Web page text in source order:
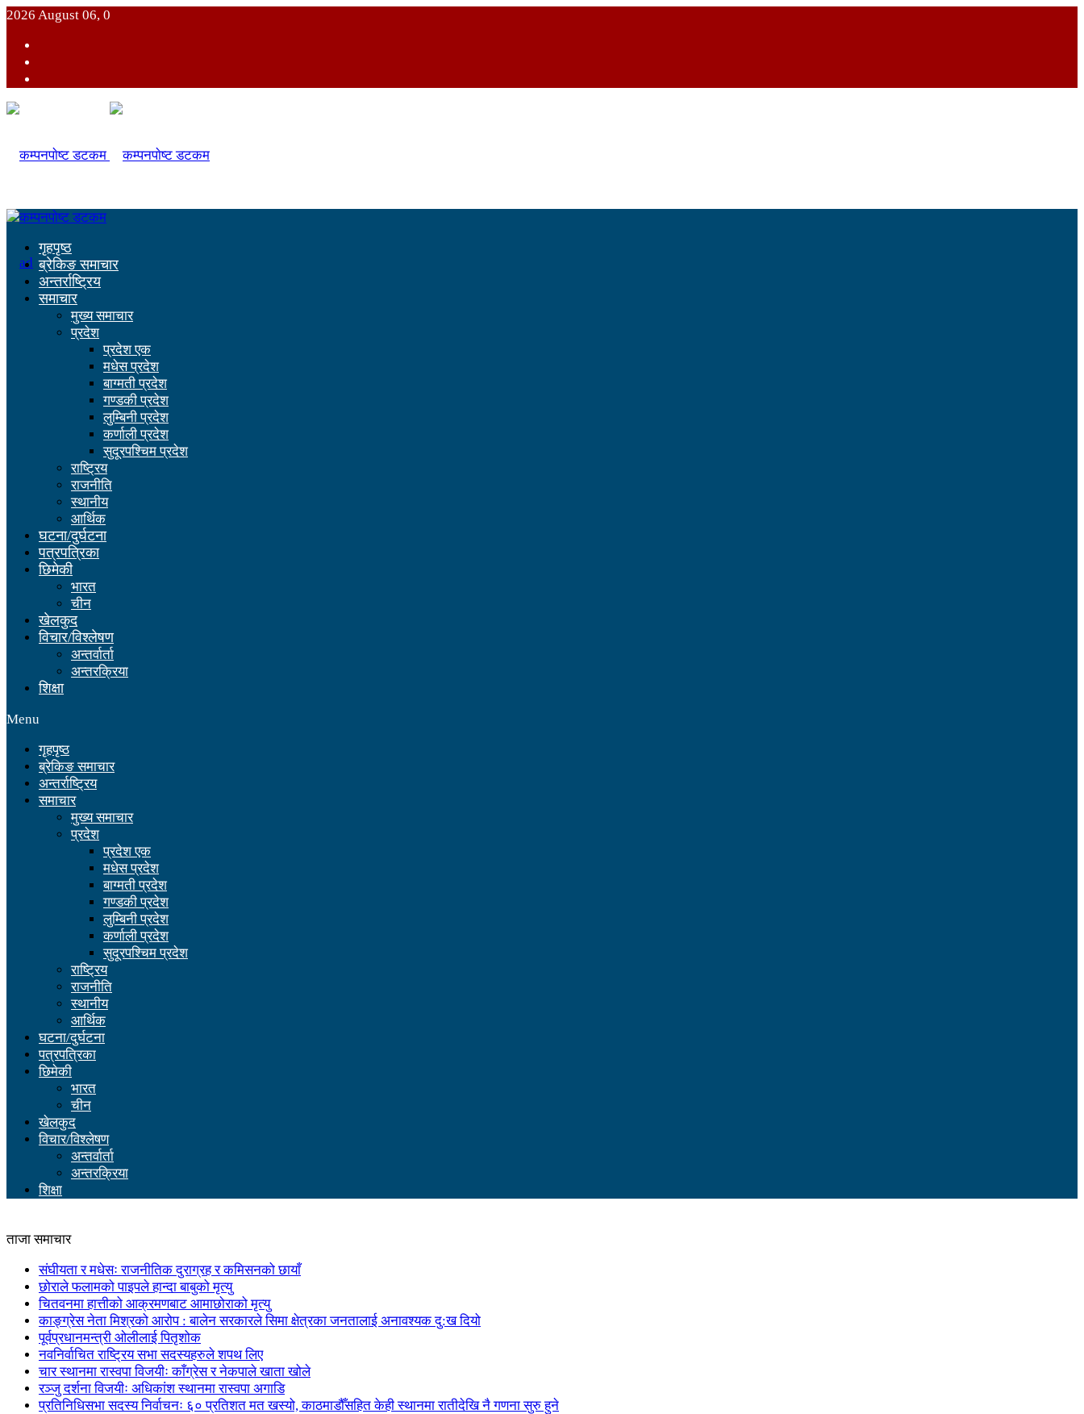
2026 August 06, 0
गृहपृष्ठ
ब्रेकिङ समाचार
अन्तर्राष्ट्रिय
समाचार
मुख्य समाचार
प्रदेश
प्रदेश एक
मधेस प्रदेश
बाग्मती प्रदेश
गण्डकी प्रदेश
लुम्बिनी प्रदेश
कर्णाली प्रदेश
सुदूरपश्चिम प्रदेश
राष्ट्रिय
राजनीति
स्थानीय
आर्थिक
घटना/दुर्घटना
पत्रपत्रिका
छिमेकी
भारत
चीन
खेलकुद
विचार/विश्लेषण
अन्तर्वार्ता
अन्तरक्रिया
शिक्षा
Menu
गृहपृष्ठ
ब्रेकिङ समाचार
अन्तर्राष्ट्रिय
समाचार
मुख्य समाचार
प्रदेश
प्रदेश एक
मधेस प्रदेश
बाग्मती प्रदेश
गण्डकी प्रदेश
लुम्बिनी प्रदेश
कर्णाली प्रदेश
सुदूरपश्चिम प्रदेश
राष्ट्रिय
राजनीति
स्थानीय
आर्थिक
घटना/दुर्घटना
पत्रपत्रिका
छिमेकी
भारत
चीन
खेलकुद
विचार/विश्लेषण
अन्तर्वार्ता
अन्तरक्रिया
शिक्षा
ताजा समाचार
संघीयता र मधेसः राजनीतिक दुराग्रह र कमिसनको छायाँ
छोराले फलामको पाइपले हान्दा बाबुको मृत्यु
चितवनमा हात्तीको आक्रमणबाट आमाछोराको मृत्यु
काङ्ग्रेस नेता मिश्रको आरोप : बालेन सरकारले सिमा क्षेत्रका जनतालाई अनावश्यक दु:ख दियो
पूर्वप्रधानमन्त्री ओलीलाई पितृशोक
नवनिर्वाचित राष्ट्रिय सभा सदस्यहरुले शपथ लिए
चार स्थानमा रास्वपा विजयीः काँग्रेस र नेकपाले खाता खोले
रञ्जु दर्शना विजयीः अधिकांश स्थानमा रास्वपा अगाडि
प्रतिनिधिसभा सदस्य निर्वाचनः ६० प्रतिशत मत खस्यो, काठमाडौँसहित केही स्थानमा रातीदेखि नै गणना सुरु हुने